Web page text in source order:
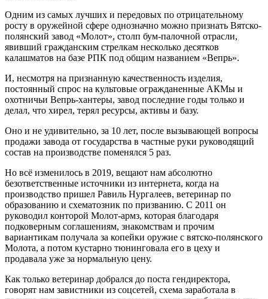
Одним из самых лучших и передовых по отрицательному
росту в оружейной сфере однозначно можно признать Вятско-
полянский завод «Молот», столп бум-палочной отрасли,
явивший гражданским стрелкам несколько десятков
калашматов на базе РПК под общим названием «Вепрь».
И, несмотря на признанную качественность изделия,
постоянный спрос на культовые огражданенные АКМы и
охотничьи Вепрь-хантеры, завод последние годы только и
делал, что хирел, терял ресурсы, активы и базу.
Оно и не удивительно, за 10 лет, после вызывающей вопросы
продажи завода от государства в частные руки руководящий
состав на производстве поменялся 5 раз.
Но всё изменилось в 2019, вещают нам абсолютно
безответственные источники из интернета, когда на
производство пришел Равиль Нургалеев, ветеринар по
образованию и схематозник по призванию. С 2011 он
руководил конторой Молот-армз, которая благодаря
подковерным соглашениям, знакомствам и прочим
вариантикам получала за копейки оружие с вятско-полянского
Молота, а потом кустарно тюнинговала его в цеху и
продавала уже за нормальную цену.
Как только ветеринар добрался до поста гендиректора,
говорят нам завистники из соцсетей, схема заработала в